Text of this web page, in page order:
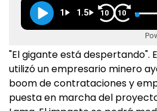
1 1.5 10 10
"El gigante está despertando".
utilizó un empresario minero
boom de contrataciones y
puesta en marcha del